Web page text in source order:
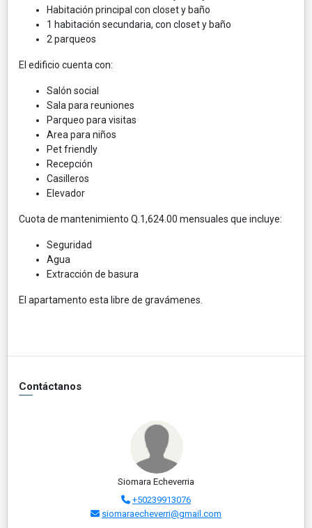
Habitación principal con closet y baño
1 habitación secundaria, con closet y baño
2 parqueos
El edificio cuenta con:
Salón social
Sala para reuniones
Parqueo para visitas
Area para niños
Pet friendly
Recepción
Casilleros
Elevador
Cuota de mantenimiento Q.1,624.00 mensuales que incluye:
Seguridad
Agua
Extracción de basura
El apartamento esta libre de gravámenes.
Contáctanos
Siomara Echeverria
+50239913076
siomaraecheverri@gmail.com